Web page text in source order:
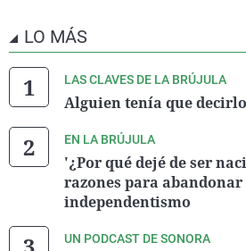
LO MÁS
LAS CLAVES DE LA BRÚJULA
Alguien tenía que
EN LA BRÚJULA
'¿Por qué dejé de ser
razones para
independentismo
UN PODCAST DE SONORA